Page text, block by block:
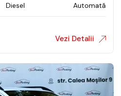
Diesel Automată
Vezi Detalii